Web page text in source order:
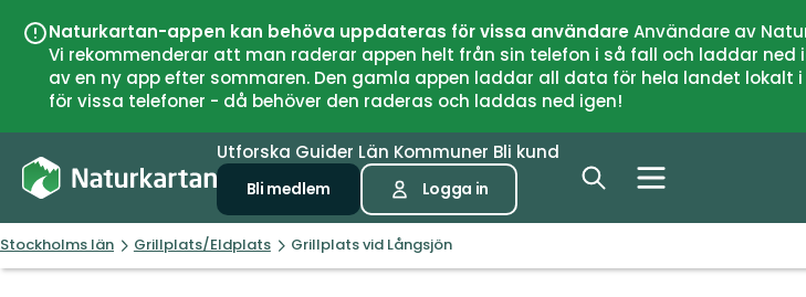
Naturkartan-appen kan behöva uppdateras för vissa användareAnvändare av
Vi rekommenderar att man raderar appen helt från sin telefon i så fall och laddar
av en ny app efter sommaren. Den gamla appen laddar all data för hela landet
för vissa telefoner - då behöver den raderas och laddas ned igen!
Utforska Guider Län Kommuner Bli kund
Bli medlem Logga in
Stockholms län Grillplats/Eldplats Grillplats vid Långsjön